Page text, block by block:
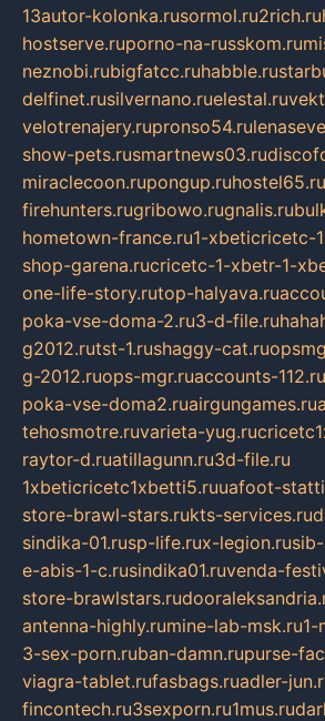
13autor-kolonka.rusormol.ru2rich.ru
hostserve.ruporno-na-russkom.ru
neznobi.rubigfatcc.ruhabble.ru
delfinet.rusilvernano.ruelestal.ru
velotrenajery.rupronso54.ru
show-pets.rusmartnews03.ru
miraclecoon.rupongup.ruhostel65.ru
firehunters.rugribowo.rugnalis.ru
hometown-france.ru1-xbeticricetc-
shop-garena.rucricetc-1-xbetr-1-
one-life-story.rutop-halyava.ru
poka-vse-doma-2.ru3-d-file.ru
g2012.rutst-1.rushaggy-cat.ru
g-2012.ruops-mgr.ruaccounts-112.ru
poka-vse-doma2.ruairgungames.ru
tehosmotre.ruvarieta-yug.ru
raytor-d.ruatillagunn.ru3d-file.ru
1xbeticricetc1xbetti5.ruuafoot-
store-brawl-stars.rukts-services.ru
sindika-01.rusp-life.rux-legion.ru
e-abis-1-c.rusindika01.ruvenda-
store-brawlstars.ru
antenna-highly.rumine-lab-msk.ru1-
3-sex-porn.ruban-damn.rupurse-
viagra-tablet.rufasbags.ruadler-
fincontech.ru3sexporn.ru1mus.ru